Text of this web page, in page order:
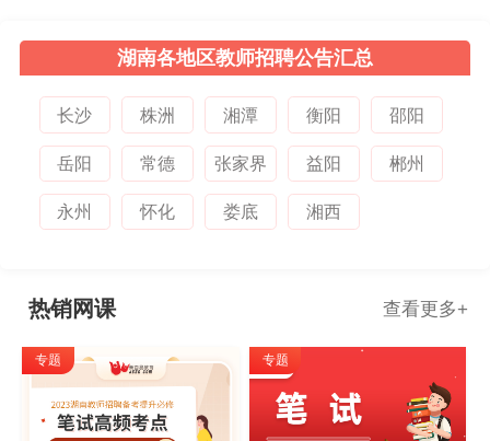
湖南各地区教师招聘公告汇总
长沙 株洲 湘潭 衡阳 邵阳
岳阳 常德 张家界 益阳 郴州
永州 怀化 娄底 湘西
热销网课 查看更多+
专题 专题